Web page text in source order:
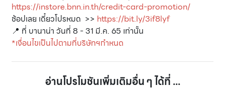
https://instore.bnn.in.th/credit-card-promotion/
ช้อปเลย เดี๋ยวโปรหมด >> https://bit.ly/3if8lyf
📍 ที่ บานาน่า วันที่ 8 - 31 มี.ค. 65 เท่านั้น
*เงื่อนไขเป็นไปตามที่บริษัทฯกำหนด
อ่านโปรโมชันเพิ่มเติมอื่น ๆ ได้ที่ ...